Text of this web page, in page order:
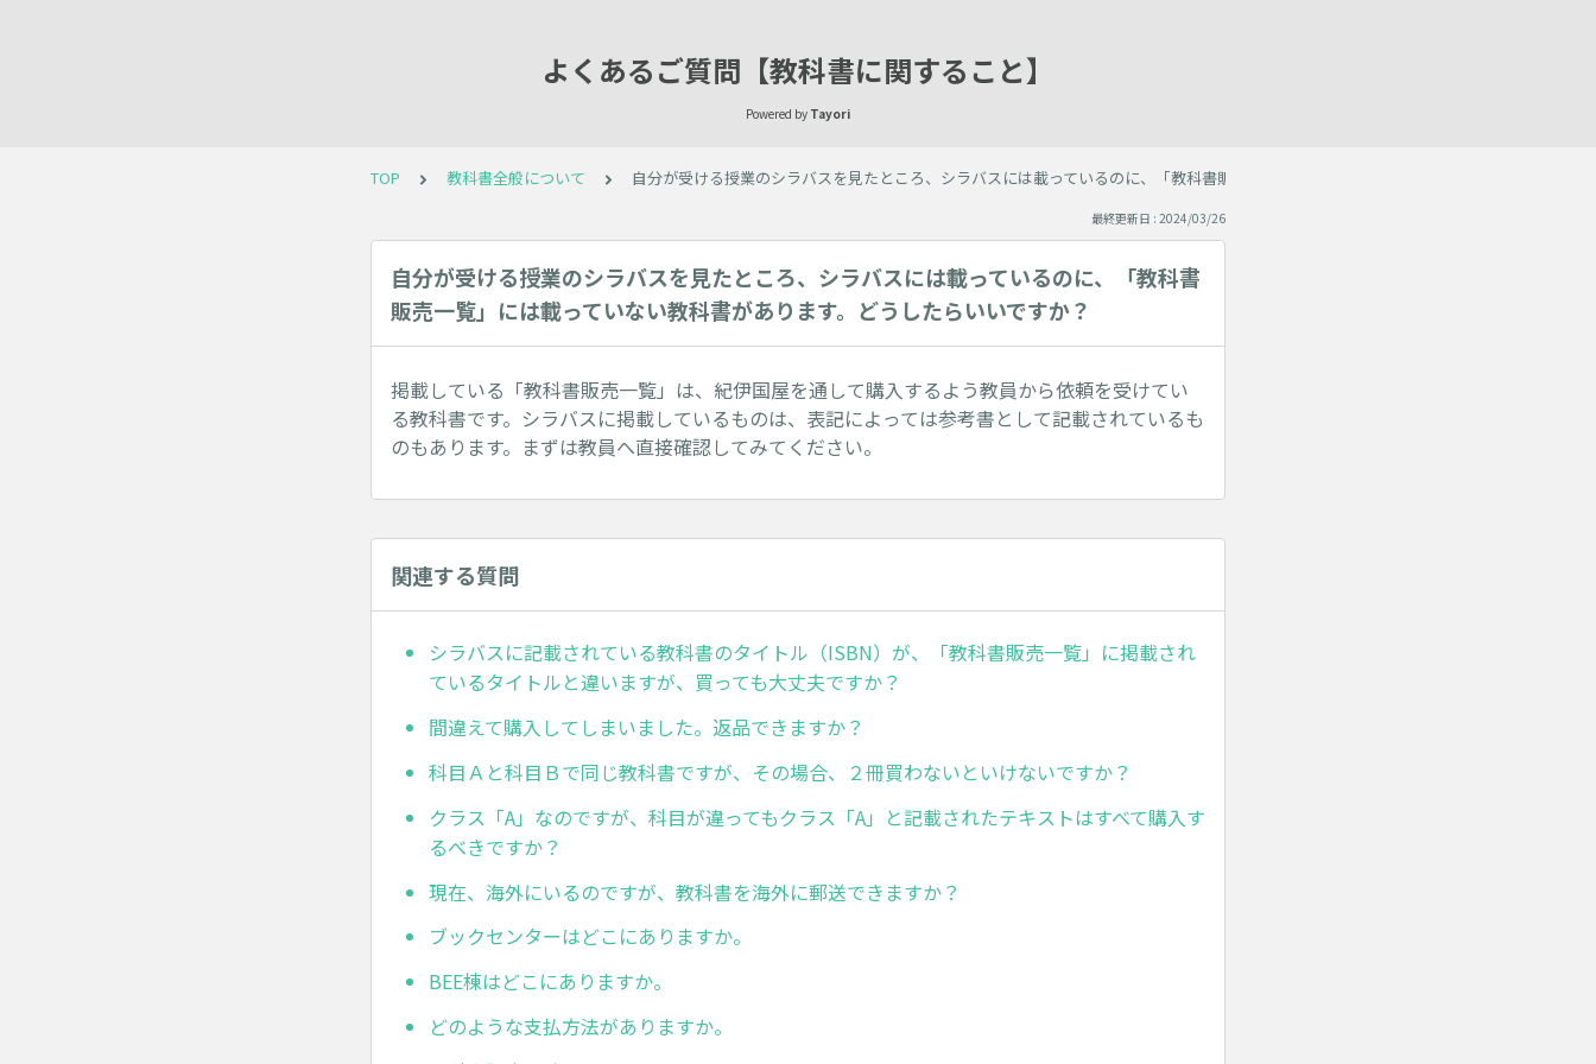
よくあるご質問【教科書に関すること】
Powered by Tayori
TOP 教科書全般について 自分が受ける授業のシラバスを見たところ、シラバスには載っているのに、「教科書販売一覧」には載っていない教科書があります。どう
最終更新日 : 2024/03/26
自分が受ける授業のシラバスを見たところ、シラバスには載っているのに、「教科書
販売一覧」には載っていない教科書があります。どうしたらいいですか？
掲載している「教科書販売一覧」は、紀伊国屋を通して購入するよう教員から依頼を受けてい
る教科書です。シラバスに掲載しているものは、表記によっては参考書として記載されているも
のもあります。まずは教員へ直接確認してみてください。
関連する質問
シラバスに記載されている教科書のタイトル（ISBN）が、「教科書販売一覧」に掲載され
ているタイトルと違いますが、買っても大丈夫ですか？
間違えて購入してしまいました。返品できますか？
科目Ａと科目Ｂで同じ教科書ですが、その場合、２冊買わないといけないですか？
クラス「A」なのですが、科目が違ってもクラス「A」と記載されたテキストはすべて購入す
るべきですか？
現在、海外にいるのですが、教科書を海外に郵送できますか？
ブックセンターはどこにありますか。
BEE棟はどこにありますか。
どのような支払方法がありますか。